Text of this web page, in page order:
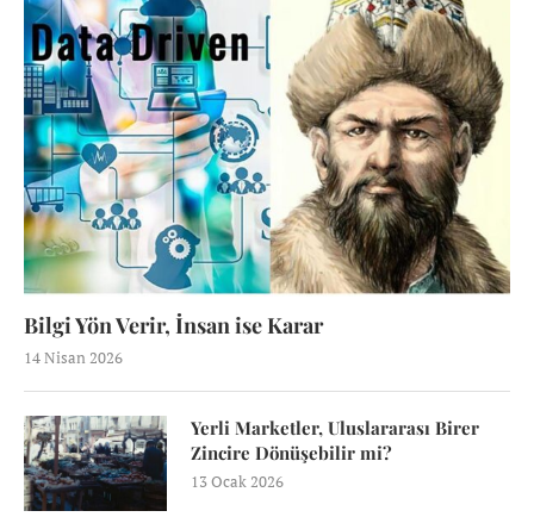
Bilgi Yön Verir, İnsan ise Karar
14 Nisan 2026
Yerli Marketler, Uluslararası Birer
Zincire Dönüşebilir mi?
13 Ocak 2026